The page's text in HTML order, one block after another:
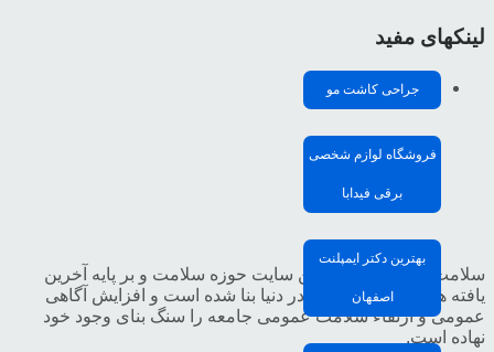
لینکهای مفید
جراحی کاشت مو
فروشگاه لوازم شخصی
برقی فیدابا
بهترین دکتر ایمپلنت
اصفهان
سلامت مدیا تخصصی ترین سایت حوزه سلامت و بر پایه آخرین
یافته ها و تحقیقات علمی در دنیا بنا شده است و افزایش آگاهی
عمومی و ارتقاء سلامت عمومی جامعه را سنگ بنای وجود خود
نهاده است.